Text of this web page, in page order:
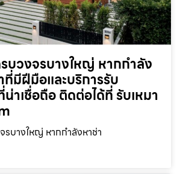
บวงจรบางใหญ่ หากกำลัง
ที่มีฝีมือและบริการรับ
าเชื่อถือ ติดต่อได้ที่ รับเหมา
บางใหญ่ หากกำลังหาช่า